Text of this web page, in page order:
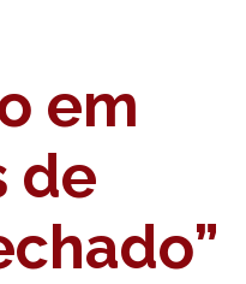
em
de